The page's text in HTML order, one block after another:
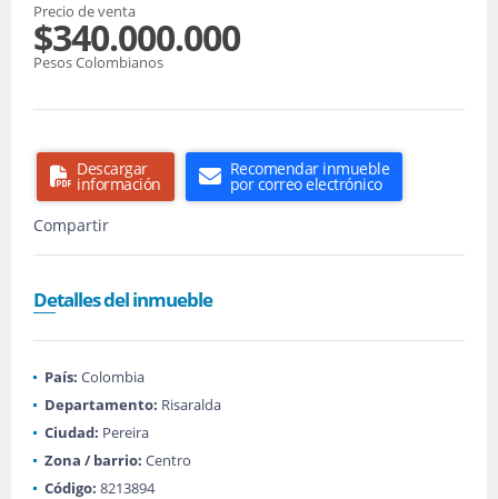
Precio de venta
$340.000.000
Pesos Colombianos
Descargar
información
Recomendar inmueble
por correo electrónico
Compartir
Detalles del inmueble
País: Colombia
Departamento: Risaralda
Ciudad: Pereira
Zona / barrio: Centro
Código: 8213894